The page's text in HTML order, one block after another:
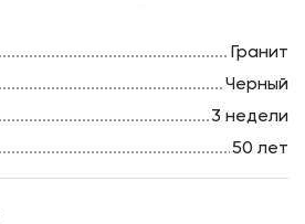
Гранит
Черный
3 недели
50 лет